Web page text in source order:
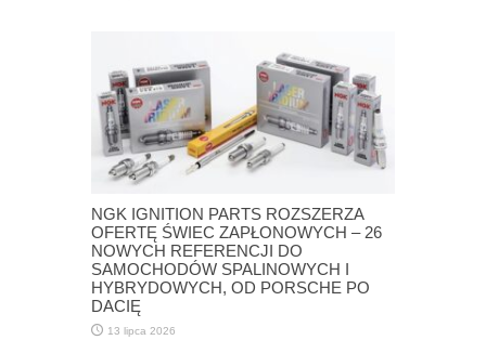
NGK IGNITION PARTS ROZSZERZA
OFERTĘ ŚWIEC ZAPŁONOWYCH – 26
NOWYCH REFERENCJI DO
SAMOCHODÓW SPALINOWYCH I
HYBRYDOWYCH, OD PORSCHE PO
DACIĘ
13 lipca 2026